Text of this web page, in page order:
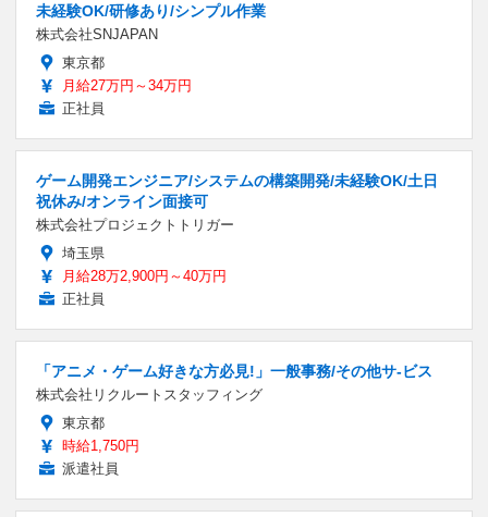
未経験OK/研修あり/シンプル作業
株式会社SNJAPAN
東京都
月給27万円～34万円
正社員
ゲーム開発エンジニア/システムの構築開発/未経験OK/土日
祝休み/オンライン面接可
株式会社プロジェクトトリガー
埼玉県
月給28万2,900円～40万円
正社員
「アニメ・ゲーム好きな方必見!」一般事務/その他サ-ビス
株式会社リクルートスタッフィング
東京都
時給1,750円
派遣社員